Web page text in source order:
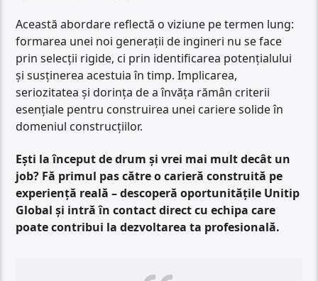
Această abordare reflectă o viziune pe termen lung:
formarea unei noi generații de ingineri nu se face
prin selecții rigide, ci prin identificarea potențialului
și susținerea acestuia în timp. Implicarea,
seriozitatea și dorința de a învăța rămân criterii
esențiale pentru construirea unei cariere solide în
domeniul construcțiilor.
Ești la început de drum și vrei mai mult decât un
job? Fă primul pas către o carieră construită pe
experiență reală – descoperă oportunitățile Unitip
Global și intră în contact direct cu echipa care
poate contribui la dezvoltarea ta profesională.